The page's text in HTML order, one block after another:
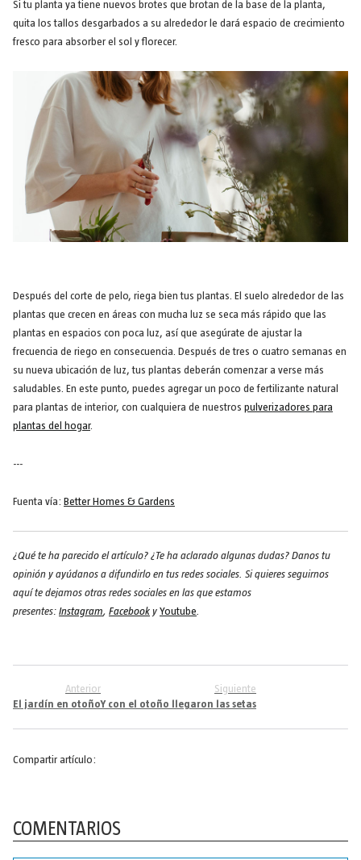
Si tu planta ya tiene nuevos brotes que brotan de la base de la planta,
quita los tallos desgarbados a su alrededor le dará espacio de crecimiento
fresco para absorber el sol y florecer.
Después del corte de pelo, riega bien tus plantas. El suelo alrededor de las
plantas que crecen en áreas con mucha luz se seca más rápido que las
plantas en espacios con poca luz, así que asegúrate de ajustar la
frecuencia de riego en consecuencia. Después de tres o cuatro semanas en
su nueva ubicación de luz, tus plantas deberán comenzar a verse más
saludables. En este punto, puedes agregar un poco de fertilizante natural
para plantas de interior, con cualquiera de nuestros pulverizadores para
plantas del hogar.
---
Fuenta vía: Better Homes & Gardens
¿Qué te ha parecido el artículo? ¿Te ha aclarado algunas dudas? Danos tu
opinión y ayúdanos a difundirlo en tus redes sociales. Si quieres seguirnos
aquí te dejamos otras redes sociales en las que estamos
presentes: Instagram, Facebook y Youtube
Anterior
El jardín en otoño
Siguiente
Y con el otoño llegaron las setas
Compartir artículo:
COMENTARIOS